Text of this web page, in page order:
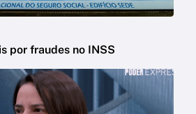
por fraudes no INSS